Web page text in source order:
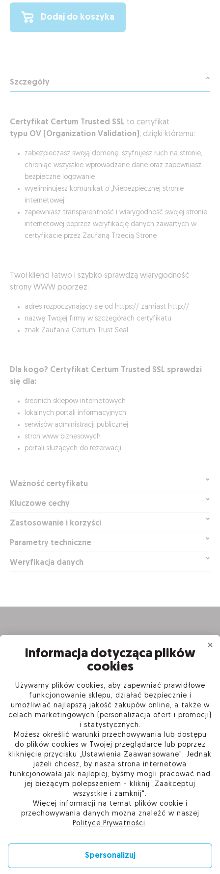
Dodaj do koszyka
Szczegóły
Certyfikat Certum Trusted SSL to certyfikat
typu OV (Organization Validation) , dzięki któremu:
zabezpieczasz swoją domenę, szyfrujesz ruch na stronie,
chroniąc wszystkie wprowadzane dane oraz zapewniasz
bezpieczne logowanie
wyeliminujesz komunikat o „Niebezpiecznej stronie
internetowej”
zapewniasz transparentność i wiarygodność swojej stronie
internetowej poprzez weryfikację danych zawartych w
certyfikacie przez Zaufaną Trzecią Stronę
Twoi klienci łatwo i szybko sprawdzą wiarygodność
strony WWW poprzez:
adres rozpoczynający się od https:// zamiast http://
nazwę Twojej firmy w szczegółach certyfikatu
znak Zaufania Certum Trust Seal
Dla kogo? Certyfikat Certum Trusted SSL sprawdzi
się dla:
średnich sklepów internetowych
lokalnych portali informacyjnych
serwisów administracji publicznej
stron www biznesowych
portali służących do rezerwacji
Ważność certyfikatu
Kluczowe cechy
Zastosowanie i korzyści
Parametry techniczne
Weryfikacja danych
INFORMACJE
PRODUKTY
O FIRMIE
Kup w Sieci Partnerskiej Certum
Skontaktuj się
Przejdź do pomocy
Ustawienia plików cookie
Informacja dotycząca plików
cookies
Używamy plików cookies, aby zapewniać prawidłowe
funkcjonowanie sklepu, działać bezpiecznie i
umożliwiać najlepszą jakość zakupów online, a także w
celach marketingowych (personalizacja ofert i promocji)
i statystycznych.
Możesz określić warunki przechowywania lub dostępu
do plików cookies w Twojej przeglądarce lub poprzez
kliknięcie przycisku „Ustawienia Zaawansowane". Jednak
jeżeli chcesz, by nasza strona internetowa
funkcjonowała jak najlepiej, byśmy mogli pracować nad
jej bieżącym polepszeniem - kliknij „Zaakceptuj
wszystkie i zamknij".
Więcej informacji na temat plików cookie i
przechowywania danych można znaleźć w naszej
Polityce Prywatności .
Spersonalizuj